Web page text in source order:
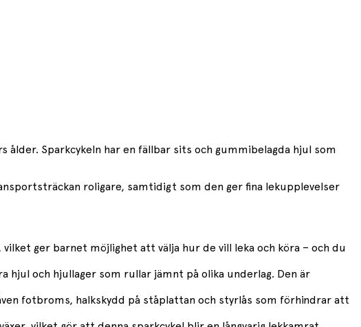
ålder. Sparkcykeln har en fällbar sits och gummibelagda hjul som
roligare, samtidigt som den ger fina lekupplevelser
ger barnet möjlighet att välja hur de vill leka och köra – och du
och hjullager som rullar jämnt på olika underlag. Den är
fotbroms, halkskydd på ståplattan och styrlås som förhindrar att